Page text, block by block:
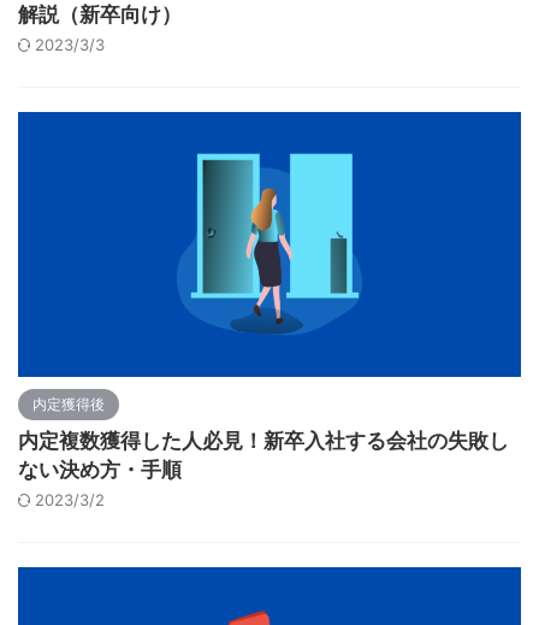
解説（新卒向け）
2023/3/3
内定獲得後
内定複数獲得した人必見！新卒入社する会社の失敗し
ない決め方・手順
2023/3/2